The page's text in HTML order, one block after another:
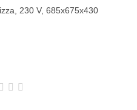
230 V, 685x675x430